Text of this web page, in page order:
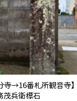
寺→16番札所観音寺
茂兵衛標石